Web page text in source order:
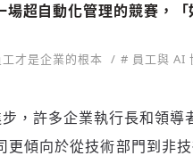
場超自動化管理的競賽，
才是企業的根本 # 員工與 AI
，許多企業執行長和領
更傾向於從技術部門到非